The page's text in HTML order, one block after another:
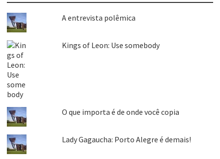
A entrevista polêmica
Kings of Leon: Use somebody
O que importa é de onde você copia
Lady Gagaucha: Porto Alegre é demais!